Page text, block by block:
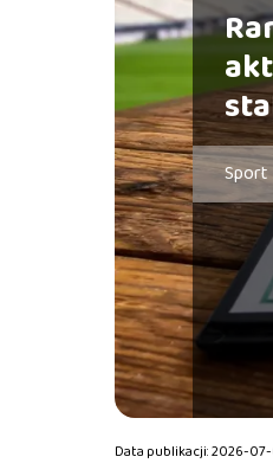
Sport
Data publikacji: 2026-